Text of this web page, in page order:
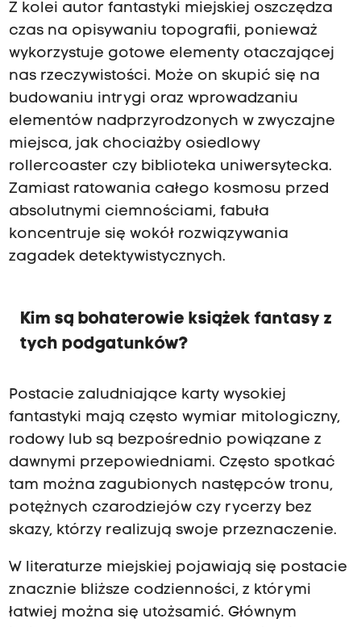
Z kolei autor fantastyki miejskiej oszczędza
czas na opisywaniu topografii, ponieważ
wykorzystuje gotowe elementy otaczającej
nas rzeczywistości. Może on skupić się na
budowaniu intrygi oraz wprowadzaniu
elementów nadprzyrodzonych w zwyczajne
miejsca, jak chociażby osiedlowy
rollercoaster czy biblioteka uniwersytecka.
Zamiast ratowania całego kosmosu przed
absolutnymi ciemnościami, fabuła
koncentruje się wokół rozwiązywania
zagadek detektywistycznych.
Kim są bohaterowie książek fantasy z
tych podgatunków?
Postacie zaludniające karty wysokiej
fantastyki mają często wymiar mitologiczny,
rodowy lub są bezpośrednio powiązane z
dawnymi przepowiedniami. Często spotkać
tam można zagubionych następców tronu,
potężnych czarodziejów czy rycerzy bez
skazy, którzy realizują swoje przeznaczenie.
W literaturze miejskiej pojawiają się postacie
znacznie bliższe codzienności, z którymi
łatwiej można się utożsamić. Głównym